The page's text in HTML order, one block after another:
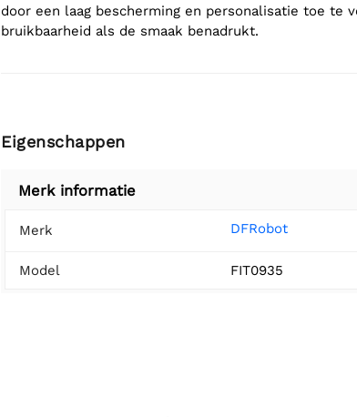
door een laag bescherming en personalisatie toe te
bruikbaarheid als de smaak benadrukt.
Eigenschappen
Merk informatie
Merk DFRobot
Model FIT0935